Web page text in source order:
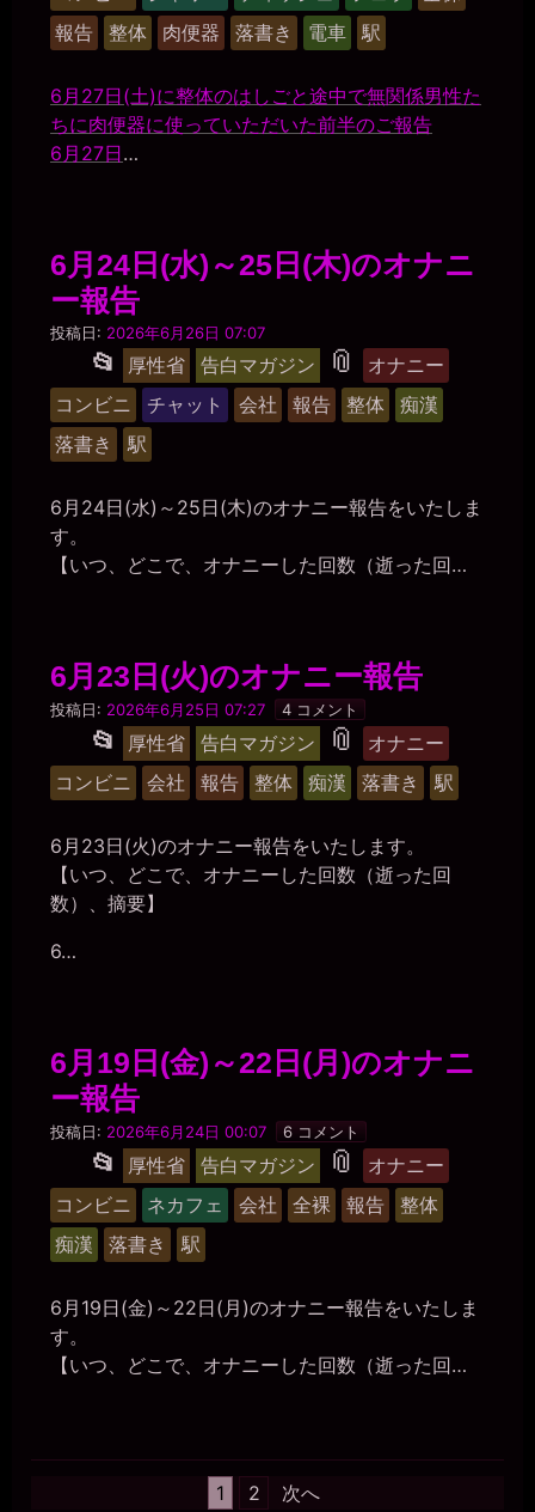
美
紀
グ
ル
プ
報告
整体 肉便器 落書き 電車 駅
6月27日(土)に整体のはしごと途中で無関係男性た
ちに肉便器に使っていただいた前半のご報告
6月27日…
6月24日(水)～25日(木)のオナニ
ー報告
投稿日: 2026年6月26日 07:07
ゾ
肉
便
器
美
📂 投
稿
グ
ル
プ
厚性省 告白マガジン 📎 タ
グ
オナニー
コンビニ
チャット 会社 報告 整体
痴漢
落書き
駅
6月24日(水)～25日(木)のオナニー報告をいたしま
す。
【いつ、どこで、オナニーした回数（逝った回…
6月23日(火)のオナニー報告
投稿日: 2026年6月25日 07:27 マ
ゾ
肉
便
器
美
4 コメント
📂 投
稿
グ
ー
プ
厚性省 告白マガジン 📎 タ
グ
オナニー
コンビニ
会社 報告 整体 痴漢 落書き 駅
6月23日(火)のオナニー報告をいたします。
【いつ、どこで、オナニーした回数（逝った回
数）、摘要】
6…
6月19日(金)～22日(月)のオナニ
ー報告
投稿日: 2026年6月24日 00:07 マ
ゾ
肉
便
器
美
6 コメント
📂 投
稿
グ
ル
プ
厚性省 告白マガジン 📎 タ
グ
オナニー
コンビニ
ネカフェ 会社 全裸 報告
整体
痴漢
落書き 駅
6月19日(金)～22日(月)のオナニー報告をいたしま
す。
【いつ、どこで、オナニーした回数（逝った回…
1 2 次へ